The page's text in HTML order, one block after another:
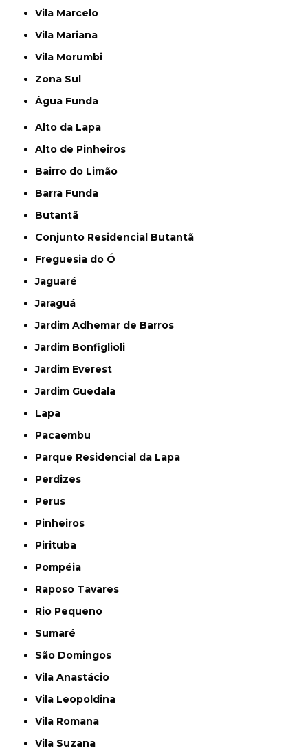
Vila Marcelo
Vila Mariana
Vila Morumbi
Zona Sul
Água Funda
Alto da Lapa
Alto de Pinheiros
Bairro do Limão
Barra Funda
Butantã
Conjunto Residencial Butantã
Freguesia do Ó
Jaguaré
Jaraguá
Jardim Adhemar de Barros
Jardim Bonfiglioli
Jardim Everest
Jardim Guedala
Lapa
Pacaembu
Parque Residencial da Lapa
Perdizes
Perus
Pinheiros
Pirituba
Pompéia
Raposo Tavares
Rio Pequeno
Sumaré
São Domingos
Vila Anastácio
Vila Leopoldina
Vila Romana
Vila Suzana